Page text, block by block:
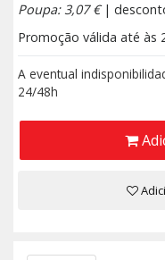
Poupa: 3,07 €|
Promoção válida até às
A eventual
24/48h